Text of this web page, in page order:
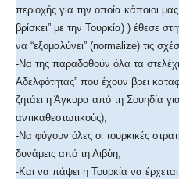
περιοχής για την οποία κάποιοι
βρίσκει” με την Τουρκία) ) έθεσε
να “εξομαλύνει” (normalize) τις
-Να της παραδοθούν όλα τα
Αδελφότητας” που έχουν βρει
ζητάει η Άγκυρα από τη Σουηδία
αντικαθεστωτικούς),
-Να φύγουν όλες οι τουρκικές
δυνάμεις από τη Λιβύη,
-Και να πάψει η Τουρκία να